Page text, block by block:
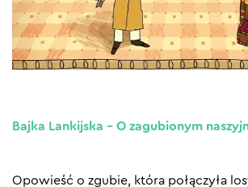
Bajka Lankijska – O zagubionym
Opowieść o zgubie, która połączyła